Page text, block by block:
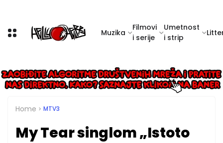
Muzika
Filmovi
i serije
Umetnost
i strip
Home MTV3
My Tear singlom „Istoto